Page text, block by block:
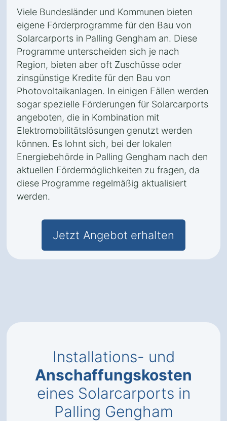
Viele Bundesländer und Kommunen bieten
eigene Förderprogramme für den Bau von
Solarcarports in Palling Gengham an. Diese
Programme unterscheiden sich je nach
Region, bieten aber oft Zuschüsse oder
zinsgünstige Kredite für den Bau von
Photovoltaikanlagen. In einigen Fällen werden
sogar spezielle Förderungen für Solarcarports
angeboten, die in Kombination mit
Elektromobilitätslösungen genutzt werden
können. Es lohnt sich, bei der lokalen
Energiebehörde in Palling Gengham nach den
aktuellen Fördermöglichkeiten zu fragen, da
diese Programme regelmäßig aktualisiert
werden.
Jetzt Angebot erhalten
Installations- und
Anschaffungskosten
eines Solarcarports in
Palling Gengham